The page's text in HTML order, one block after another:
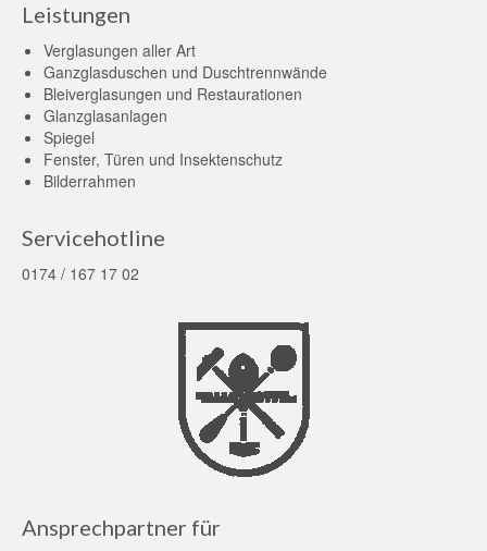
Leistungen
Verglasungen aller Art
Ganzglasduschen und Duschtrennwände
Bleiverglasungen und Restaurationen
Glanzglasanlagen
Spiegel
Fenster, Türen und Insektenschutz
Bilderrahmen
Servicehotline
0174 / 167 17 02
Ansprechpartner für